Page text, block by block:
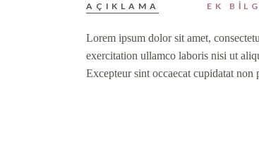
AÇIKLAMA EK
Lorem ipsum dolor sit amet,
exercitation ullamco laboris nisi ut
Excepteur sint occaecat cupidatat